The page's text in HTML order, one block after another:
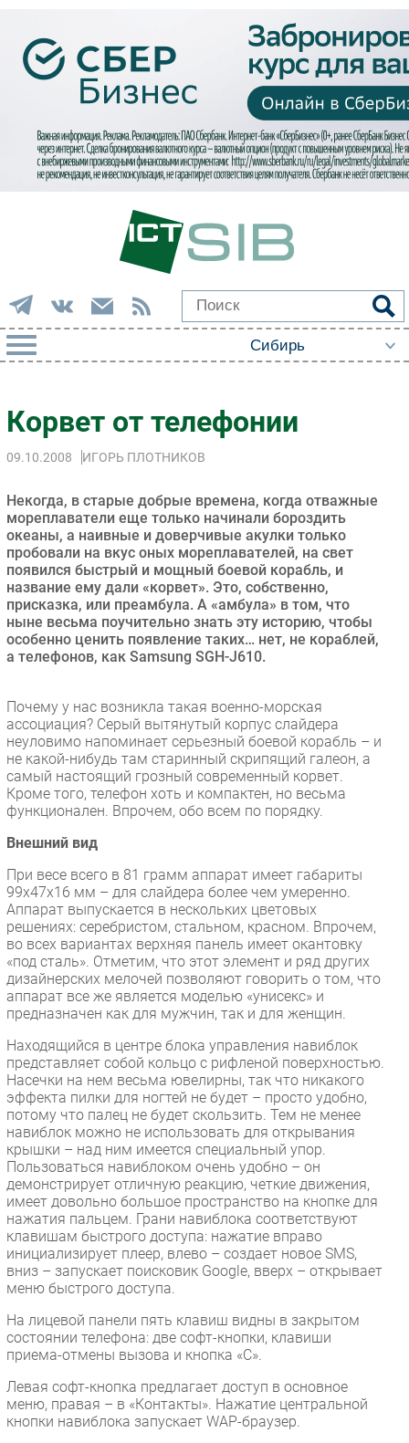
Импорто­замещение
Автоматизация Промышленности
Мобильная связь
Фиксированная связь
Интеграция
Рынок ПК
Маркетинг
Торговые сети
Оборудование
Outsourcing
Кадры
Регулирование
Финансы
Web
Безопасность
CIO/Управление ИТ
Гаджеты
Здоровье
РАЗДЕЛЫ
Аналитика
Интервью
Мероприятия
Проекты
IT класс
Тестовый стенд
Каталог компаний
Корвет от телефонии
09.10.2008 ИГОРЬ ПЛОТНИКОВ
Некогда, в старые добрые времена, когда отважные
мореплаватели еще только начинали бороздить
океаны, а наивные и доверчивые акулки только
пробовали на вкус оных мореплавателей, на свет
появился быстрый и мощный боевой корабль, и
название ему дали «корвет». Это, собственно,
присказка, или преамбула. А «амбула» в том, что
ныне весьма поучительно знать эту историю, чтобы
особенно ценить появление таких… нет, не кораблей,
а телефонов, как Samsung SGH-J610.
Почему у нас возникла такая военно-морская
ассоциация? Серый вытянутый корпус слайдера
неуловимо напоминает серьезный боевой корабль – и
не какой-нибудь там старинный скрипящий галеон, а
самый настоящий грозный современный корвет.
Кроме того, телефон хоть и компактен, но весьма
функционален. Впрочем, обо всем по порядку.
Внешний вид
При весе всего в 81 грамм аппарат имеет габариты
99x47x16 мм – для слайдера более чем умеренно.
Аппарат выпускается в нескольких цветовых
решениях: серебристом, стальном, красном. Впрочем,
во всех вариантах верхняя панель имеет окантовку
«под сталь». Отметим, что этот элемент и ряд других
дизайнерских мелочей позволяют говорить о том, что
аппарат все же является моделью «унисекс» и
предназначен как для мужчин, так и для женщин.
Находящийся в центре блока управления навиблок
представляет собой кольцо с рифленой поверхностью.
Насечки на нем весьма ювелирны, так что никакого
эффекта пилки для ногтей не будет – просто удобно,
потому что палец не будет скользить. Тем не менее
навиблок можно не использовать для открывания
крышки – над ним имеется специальный упор.
Пользоваться навиблоком очень удобно – он
демонстрирует отличную реакцию, четкие движения,
имеет довольно большое пространство на кнопке для
нажатия пальцем. Грани навиблока соответствуют
клавишам быстрого доступа: нажатие вправо
инициализирует плеер, влево – создает новое SMS,
вниз – запускает поисковик Google, вверх – открывает
меню быстрого доступа.
На лицевой панели пять клавиш видны в закрытом
состоянии телефона: две софт-кнопки, клавиши
приема-отмены вызова и кнопка «С».
Левая софт-кнопка предлагает доступ в основное
меню, правая – в «Контакты». Нажатие центральной
кнопки навиблока запускает WAP-браузер.